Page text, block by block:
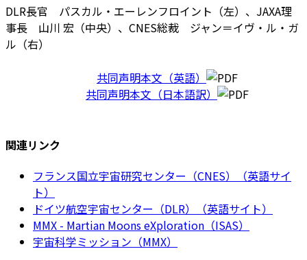
DLR長官 パスカル・エーレンフロイント（左）、JAXA理
事長 山川 宏（中央）、CNES総裁 ジャン＝イヴ・ル・ガ
ル（右）
共同声明本文（英語）
共同声明本文（日本語訳）
関連リンク
フランス国立宇宙研究センター（CNES）（英語サイ
ト）
ドイツ航空宇宙センター（DLR）（英語サイト）
MMX - Martian Moons eXploration（ISAS）
宇宙科学ミッション（MMX）